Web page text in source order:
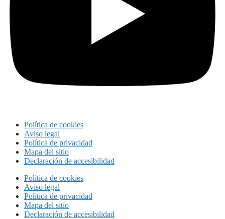
Política de cookies
Aviso legal
Política de privacidad
Mapa del sitio
Declaración de accesibilidad
Política de cookies
Aviso legal
Política de privacidad
Mapa del sitio
Declaración de accesibilidad